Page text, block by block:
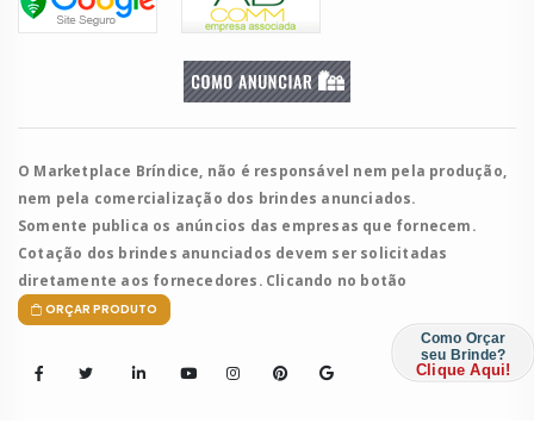
O Marketplace Bríndice, não é responsável nem pela produção,
nem pela comercialização dos brindes anunciados.
Somente publica os anúncios das empresas que fornecem.
Cotação dos brindes anunciados devem ser solicitadas
diretamente aos fornecedores. Clicando no botão
ORÇAR PRODUTO
Como Orçar
seu Brinde?
Clique Aqui!